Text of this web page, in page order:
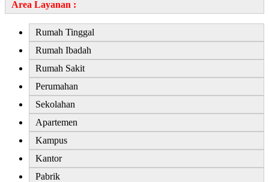
Area Layanan :
Rumah Tinggal
Rumah Ibadah
Rumah Sakit
Perumahan
Sekolahan
Apartemen
Kampus
Kantor
Pabrik